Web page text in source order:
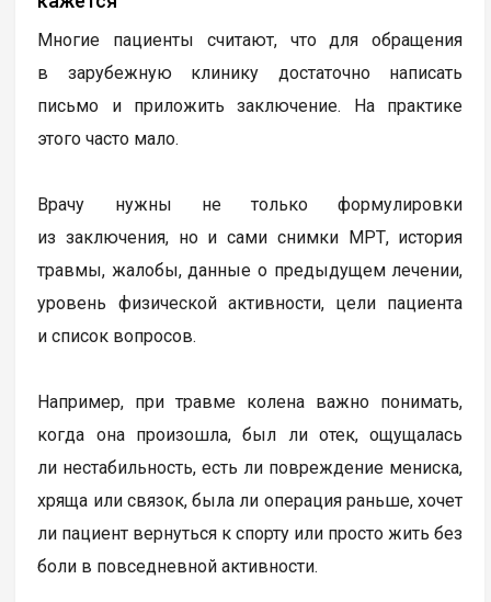
Многие пациенты считают, что для обращения
в зарубежную клинику достаточно написать
письмо и приложить заключение. На практике
этого часто мало.
Врачу нужны не только формулировки
из заключения, но и сами снимки МРТ, история
травмы, жалобы, данные о предыдущем лечении,
уровень физической активности, цели пациента
и список вопросов.
Например, при травме колена важно понимать,
когда она произошла, был ли отек, ощущалась
ли нестабильность, есть ли повреждение мениска,
хряща или связок, была ли операция раньше, хочет
ли пациент вернуться к спорту или просто жить без
боли в повседневной активности.